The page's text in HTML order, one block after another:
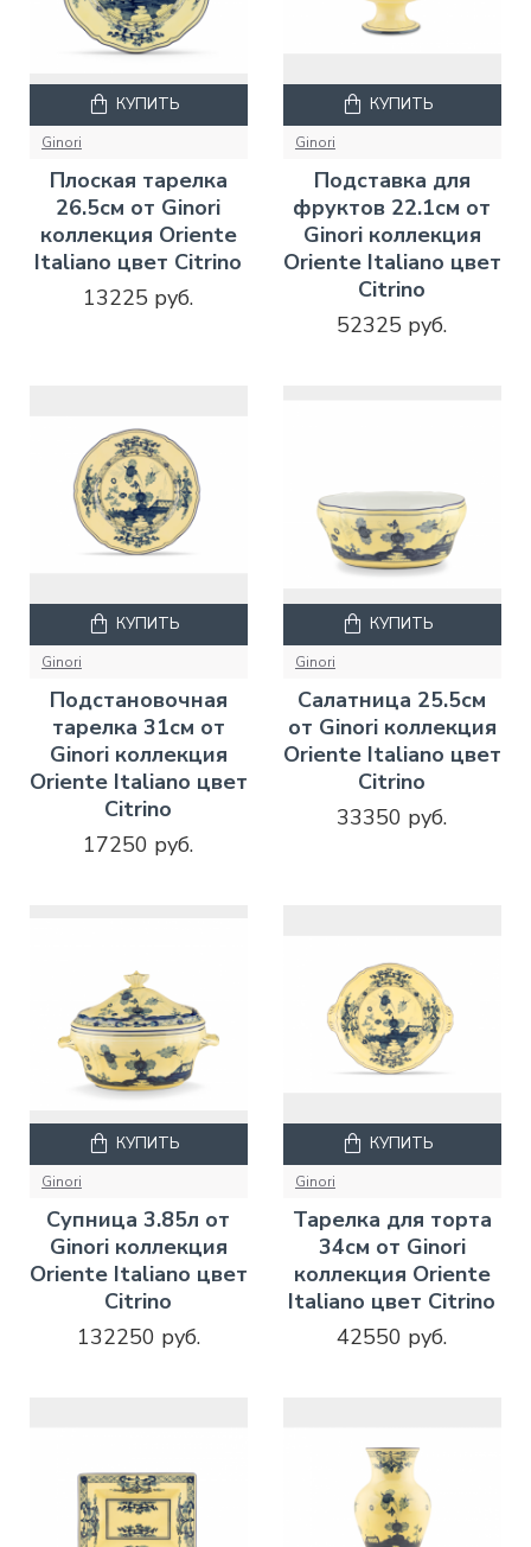
Ginori
Плоская тарелка
26.5см от Ginori
коллекция Oriente
Italiano цвет Citrino
13225 руб.
КУПИТЬ
Ginori
Подставка для
фруктов 22.1см от
Ginori коллекция
Oriente Italiano цвет
Citrino
52325 руб.
КУПИТЬ
Ginori
Подстановочная
тарелка 31см от
Ginori коллекция
Oriente Italiano цвет
Citrino
17250 руб.
КУПИТЬ
Ginori
Салатница 25.5см
от Ginori коллекция
Oriente Italiano цвет
Citrino
33350 руб.
КУПИТЬ
Ginori
Супница 3.85л от
Ginori коллекция
Oriente Italiano цвет
Citrino
132250 руб.
КУПИТЬ
Ginori
Тарелка для торта
34см от Ginori
коллекция Oriente
Italiano цвет Citrino
42550 руб.
КУПИТЬ